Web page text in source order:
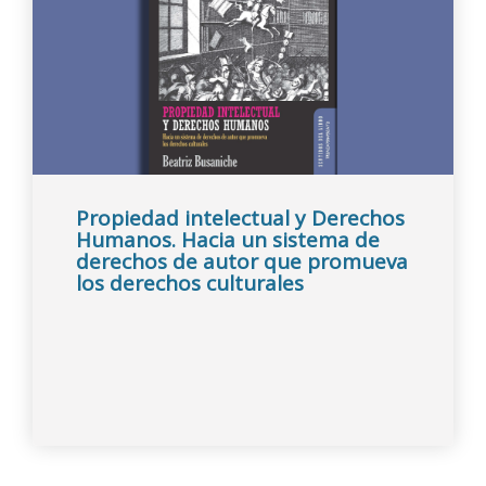
Propiedad intelectual y Derechos
Humanos. Hacia un sistema de
derechos de autor que promueva
los derechos culturales